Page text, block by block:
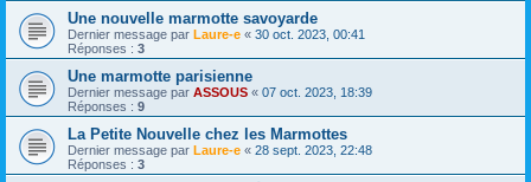
Une nouvelle marmotte savoyarde
Dernier message par Laure-e « 30 oct. 2023, 00:41
Réponses : 3
Une marmotte parisienne
Dernier message par ASSOUS « 07 oct. 2023, 18:39
Réponses : 9
La Petite Nouvelle chez les Marmottes
Dernier message par Laure-e « 28 sept. 2023, 22:48
Réponses : 3